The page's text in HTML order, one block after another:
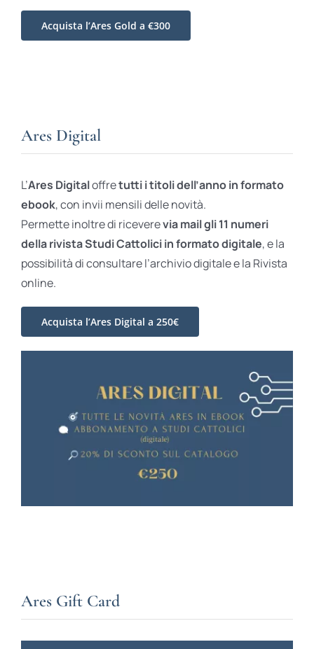
Acquista l’Ares Gold a €300
Ares Digital
L’Ares Digitaloffretutti i titoli dell’anno in formato
ebook, con invii mensili delle novità.
Permette inoltre di riceverevia mail gli 11 numeri
della rivista Studi Cattolici in formato digitale, e la
possibilità di consultare l’archivio digitale e la Rivista
online.
Acquista l’Ares Digital a 250€
Ares Gift Card